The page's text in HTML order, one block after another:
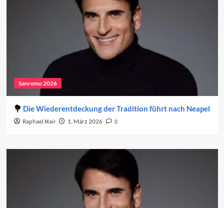
Sanremo 2026
Die Wiederentdeckung der Tradition führt nach Neapel
Raphael Mair 1. März 2026 0